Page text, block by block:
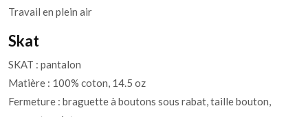
Travail en plein air
Skat
SKAT : pantalon
Matière : 100% coton, 14.5 oz
Fermeture : braguette à boutons sous rabat, taille bouton,